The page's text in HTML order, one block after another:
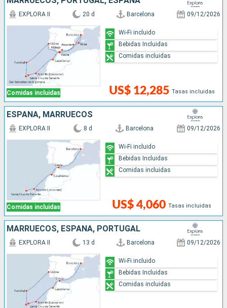
Comidas incluidas
EXPLORA II 20 d Barcelona 09/12/2026
US$ 12,285 Tasas incluidas
Wi-Fi incluido
Bebidas Incluidas
Comidas incluidas
ESPAÑA, MARRUECOS
Comidas incluidas
EXPLORA II 8 d Barcelona 09/12/2026
US$ 4,060 Tasas incluidas
Wi-Fi incluido
Bebidas Incluidas
Comidas incluidas
MARRUECOS, ESPAÑA, PORTUGAL
EXPLORA II 13 d Barcelona 09/12/2026
Wi-Fi incluido
Bebidas Incluidas
Comidas incluidas